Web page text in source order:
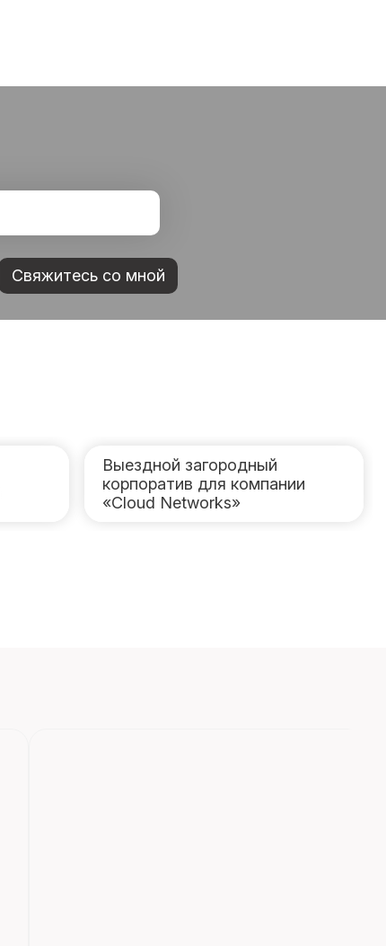
Свяжитесь со мной
Выездной загородный
корпоратив для компании
«Cloud Networks»